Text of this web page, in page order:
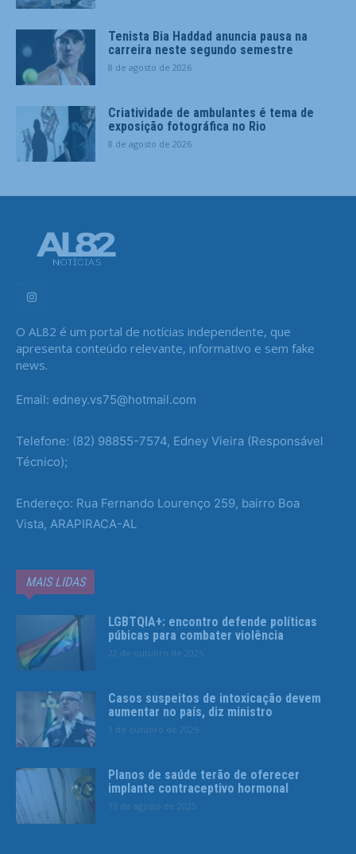
Tenista Bia Haddad anuncia pausa na
carreira neste segundo semestre
8 de agosto de 2026
Criatividade de ambulantes é tema de
exposição fotográfica no Rio
8 de agosto de 2026
O AL82 é um portal de notícias independente, que
apresenta conteúdo relevante, informativo e sem fake
news.
Email: edney.vs75@hotmail.com
Telefone: (82) 98855-7574, Edney Vieira (Responsável
Técnico);
Endereço: Rua Fernando Lourenço 259, bairro Boa
Vista, ARAPIRACA-AL
MAIS LIDAS
LGBTQIA+: encontro defende políticas
púbicas para combater violência
22 de outubro de 2025
Casos suspeitos de intoxicação devem
aumentar no país, diz ministro
1 de outubro de 2025
Planos de saúde terão de oferecer
implante contraceptivo hormonal
13 de agosto de 2025